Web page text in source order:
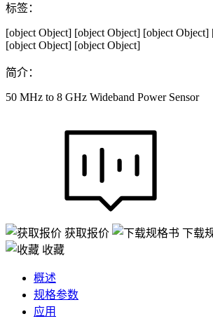
标签：
[object Object] [object Object] [object Object]
[object Object] [object Object]
简介：
50 MHz to 8 GHz Wideband Power Sensor
获取报价
下载
收藏
概述
规格参数
应用